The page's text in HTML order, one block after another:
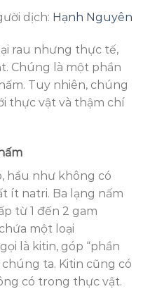
dịch: Hạnh Nguyên
rau nhưng thực tế,
Chúng là một phần
Tuy nhiên, chúng
thực vật và thậm chí
hầu như không có
ít natri. Ba lạng nấm
từ 1 đến 2 gam
một loại
là kitin, góp “phần
chúng ta. Kitin cũng có
có trong thực vật.